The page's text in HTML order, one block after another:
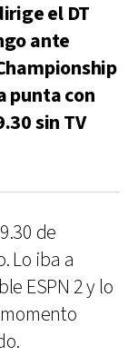
el DT
ante
punta con
sin TV
de
Lo iba a
ESPN 2 y lo